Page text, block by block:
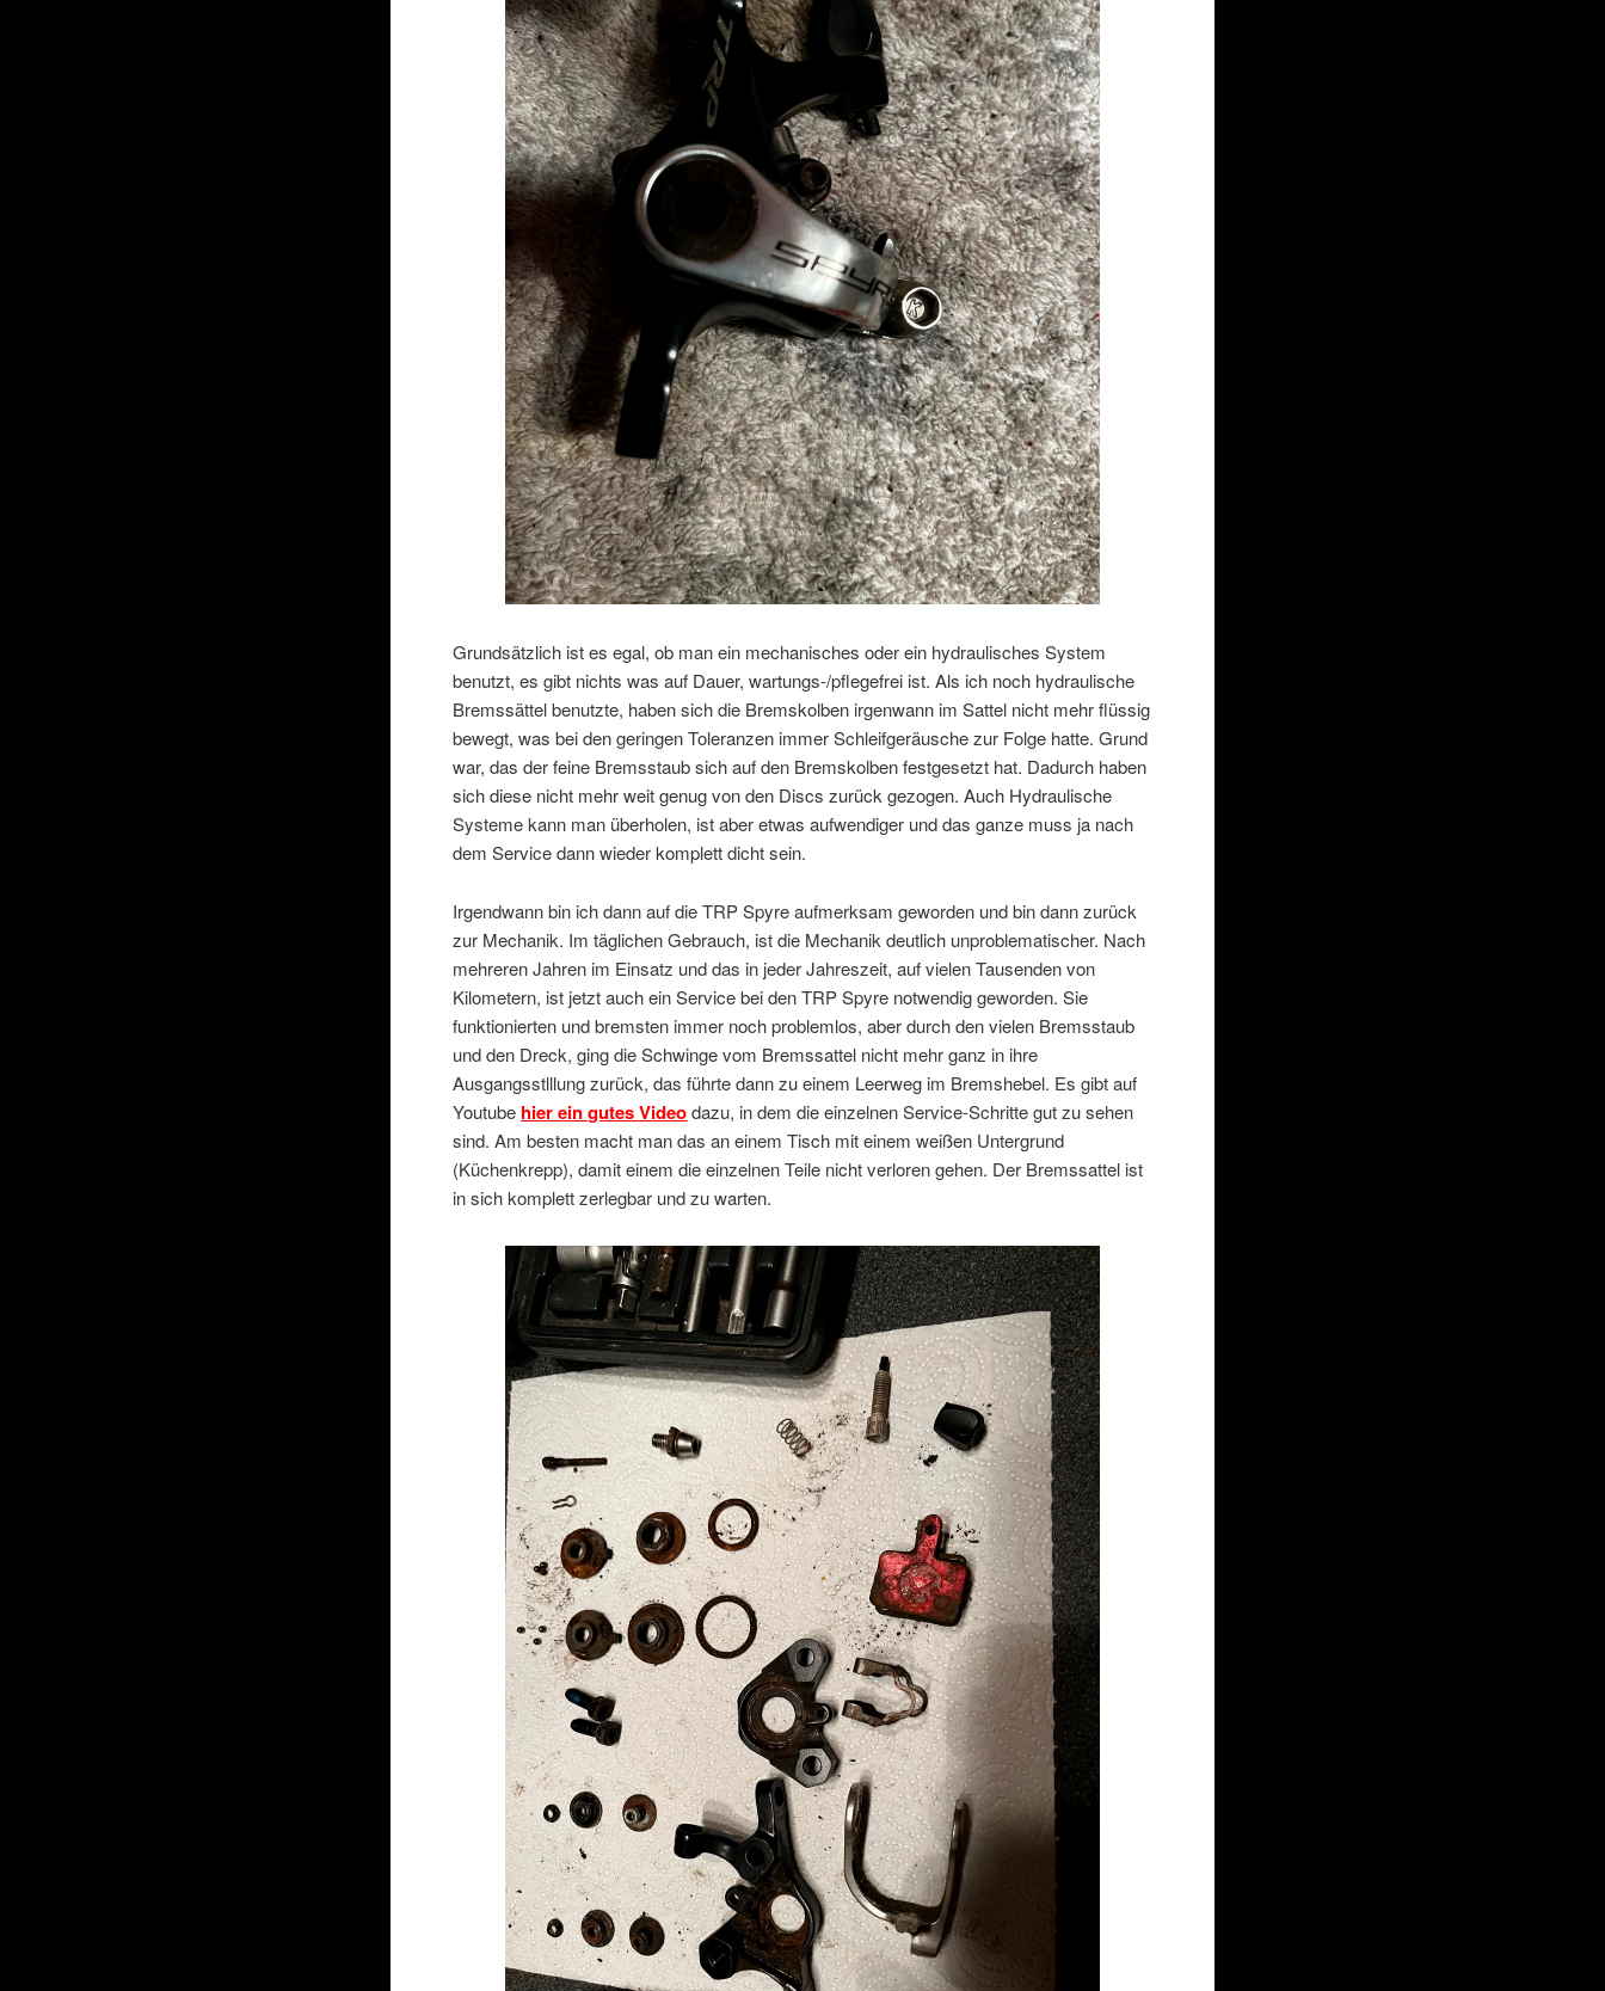
Grundsätzlich ist es egal, ob man ein mechanisches oder ein hydraulisches System
benutzt, es gibt nichts was auf Dauer, wartungs-/pflegefrei ist. Als ich noch hydraulische
Bremssättel benutzte, haben sich die Bremskolben irgenwann im Sattel nicht mehr flüssig
bewegt, was bei den geringen Toleranzen immer Schleifgeräusche zur Folge hatte. Grund
war, das der feine Bremsstaub sich auf den Bremskolben festgesetzt hat. Dadurch haben
sich diese nicht mehr weit genug von den Discs zurück gezogen. Auch Hydraulische
Systeme kann man überholen, ist aber etwas aufwendiger und das ganze muss ja nach
dem Service dann wieder komplett dicht sein.
Irgendwann bin ich dann auf die TRP Spyre aufmerksam geworden und bin dann zurück
zur Mechanik. Im täglichen Gebrauch, ist die Mechanik deutlich unproblematischer. Nach
mehreren Jahren im Einsatz und das in jeder Jahreszeit, auf vielen Tausenden von
Kilometern, ist jetzt auch ein Service bei den TRP Spyre notwendig geworden. Sie
funktionierten und bremsten immer noch problemlos, aber durch den vielen Bremsstaub
und den Dreck, ging die Schwinge vom Bremssattel nicht mehr ganz in ihre
Ausgangsstlllung zurück, das führte dann zu einem Leerweg im Bremshebel. Es gibt auf
Youtube hier ein gutes Videodazu, in dem die einzelnen Service-Schritte gut zu sehen
sind. Am besten macht man das an einem Tisch mit einem weißen Untergrund
(Küchenkrepp), damit einem die einzelnen Teile nicht verloren gehen. Der Bremssattel ist
in sich komplett zerlegbar und zu warten.